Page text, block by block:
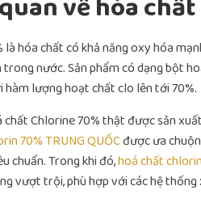
về hóa
là hóa chất có khả năng oxy hóa
nước. Sản phẩm có dạng bột
hàm lượng hoạt chất clo lên tới 70%.
chất Chlorine 70% thật được sản
70% TRUNG QUỐCđược ưa
chuẩn. Trong khi đó,hoá chất
vượt trội, phù hợp với các hệ